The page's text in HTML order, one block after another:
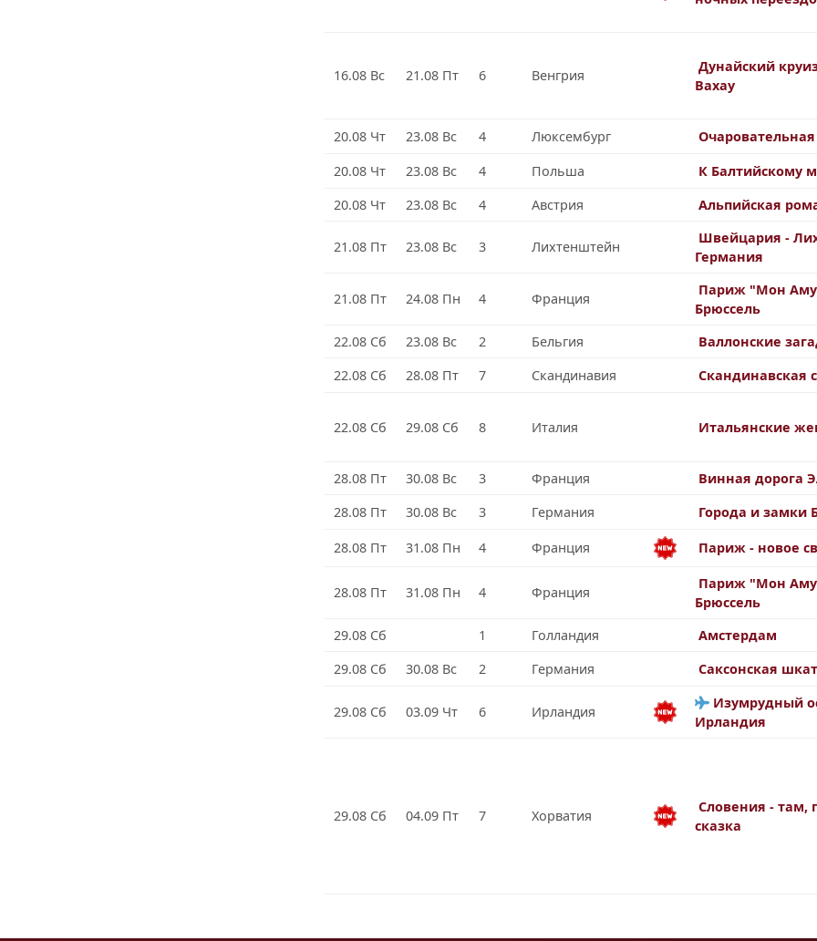
16.08 Вс 21.08 Пт 6 Венгрия
Дунайский
Вахау
20.08 Чт 23.08 Вс 4 Люксембург
20.08 Чт
23.08 Вс 4 Польша
К Балтийскому
20.08 Чт
23.08 Вс 4 Австрия Альпийская
21.08 Пт 23.08 Вс 3 Лихтенштейн
Швейцария -
Германия
21.08 Пт 24.08 Пн 4 Франция
Париж "Мон
Брюссель
22.08 Сб
23.08 Вс 2 Бельгия
Валлонские
22.08 Сб
28.08 Пт 7 Скандинавия Скандинавская
22.08 Сб 29.08 Сб 8 Италия Итальянские
28.08 Пт 30.08 Вс 3 Франция
Винная дорога
28.08 Пт
30.08 Вс 3 Германия Города и замки
28.08 Пт 31.08 Пн 4 Франция Париж - новое
28.08 Пт 31.08 Пн 4 Франция
Париж "Мон
Брюссель
29.08 Сб
1 Голландия
Амстердам
29.08 Сб
30.08 Вс 2 Германия Саксонская
29.08 Сб 03.09 Чт 6 Ирландия
Изумрудный
Ирландия
29.08 Сб 04.09 Пт 7 Хорватия
Словения - там,
сказка